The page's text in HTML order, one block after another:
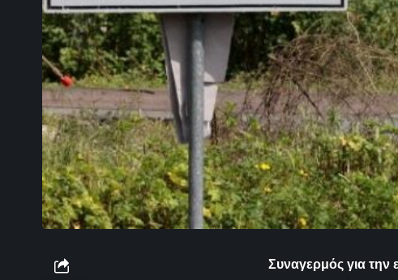
Συναγερμός για